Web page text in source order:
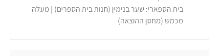
בית הספארי: שער בנימין (חנות בית הספרים) | מעלה
מכמש (מחסן ההוצאה)